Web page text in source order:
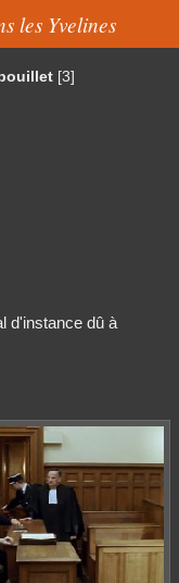
les Yvelines
[3]
d'instance dû à